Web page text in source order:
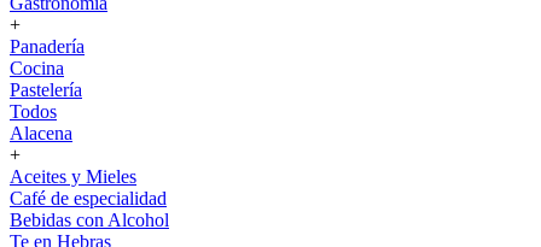
+
Panadería
Cocina
Pastelería
Todos
Alacena
+
Aceites y Mieles
Café de especialidad
Bebidas con Alcohol
Te en Hebras